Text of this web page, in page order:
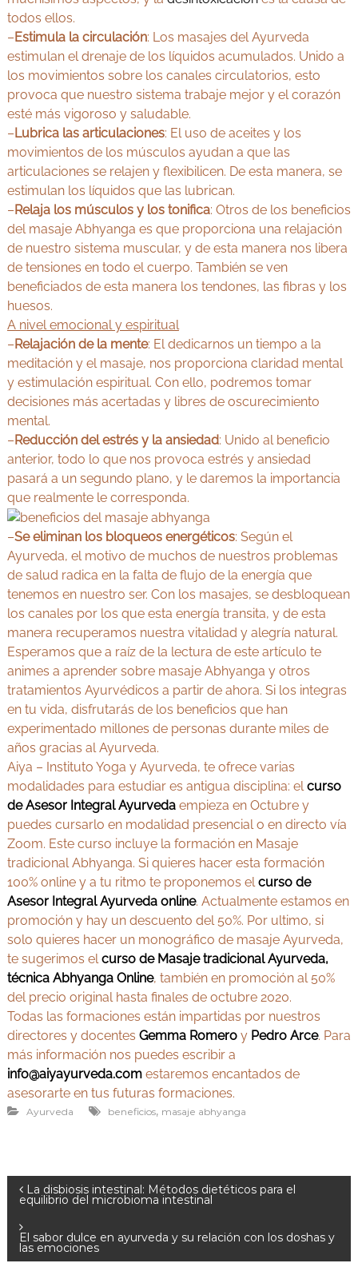
todos ellos.
–Estimula la circulación: Los masajes del Ayurveda
estimulan el drenaje de los líquidos acumulados. Unido a
los movimientos sobre los canales circulatorios, esto
provoca que nuestro sistema trabaje mejor y el corazón
esté más vigoroso y saludable.
–Lubrica las articulaciones: El uso de aceites y los
movimientos de los músculos ayudan a que las
articulaciones se relajen y flexibilicen. De esta manera, se
estimulan los líquidos que las lubrican.
–Relaja los músculos y los tonifica: Otros de los beneficios
del masaje Abhyanga es que proporciona una relajación
de nuestro sistema muscular, y de esta manera nos libera
de tensiones en todo el cuerpo. También se ven
beneficiados de esta manera los tendones, las fibras y los
huesos.
A nivel emocional y espiritual
–Relajación de la mente: El dedicarnos un tiempo a la
meditación y el masaje, nos proporciona claridad mental
y estimulación espiritual. Con ello, podremos tomar
decisiones más acertadas y libres de oscurecimiento
mental.
–Reducción del estrés y la ansiedad: Unido al beneficio
anterior, todo lo que nos provoca estrés y ansiedad
pasará a un segundo plano, y le daremos la importancia
que realmente le corresponda.
–Se eliminan los bloqueos energéticos: Según el
Ayurveda, el motivo de muchos de nuestros problemas
de salud radica en la falta de flujo de la energía que
tenemos en nuestro ser. Con los masajes, se desbloquean
los canales por los que esta energía transita, y de esta
manera recuperamos nuestra vitalidad y alegría natural.
Esperamos que a raíz de la lectura de este artículo te
animes a aprender sobre masaje Abhyanga y otros
tratamientos Ayurvédicos a partir de ahora. Si los integras
en tu vida, disfrutarás de los beneficios que han
experimentado millones de personas durante miles de
años gracias al Ayurveda.
Aiya – Instituto Yoga y Ayurveda, te ofrece varias
modalidades para estudiar es antigua disciplina: el curso
de Asesor Integral Ayurvedaempieza en Octubre y
puedes cursarlo en modalidad presencial o en directo vía
Zoom. Este curso incluye la formación en Masaje
tradicional Abhyanga. Si quieres hacer esta formación
100% online y a tu ritmo te proponemos el curso de
Asesor Integral Ayurveda online. Actualmente estamos en
promoción y hay un descuento del 50%. Por ultimo, si
solo quieres hacer un monográfico de masaje Ayurveda,
te sugerimos el curso de Masaje tradicional Ayurveda,
técnica Abhyanga Online, también en promoción al 50%
del precio original hasta finales de octubre 2020.
Todas las formaciones están impartidas por nuestros
directores y docentes Gemma Romeroy Pedro Arce. Para
más información nos puedes escribir a
info@aiyayurveda.comestaremos encantados de
asesorarte en tus futuras formaciones.
Ayurveda beneficios, masaje abhyanga
e
La disbiosis intestinal: Métodos dietéticos para el
equilibrio del microbioma intestinal
El sabor dulce en ayurveda y su relación con los doshas y
las emociones